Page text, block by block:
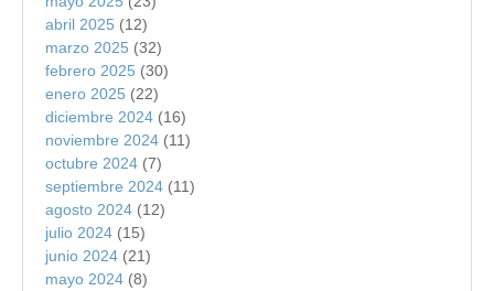
abril 2025 (12)
marzo 2025 (32)
febrero 2025 (30)
enero 2025 (22)
diciembre 2024 (16)
noviembre 2024 (11)
octubre 2024 (7)
septiembre 2024 (11)
agosto 2024 (12)
julio 2024 (15)
junio 2024 (21)
mayo 2024 (8)